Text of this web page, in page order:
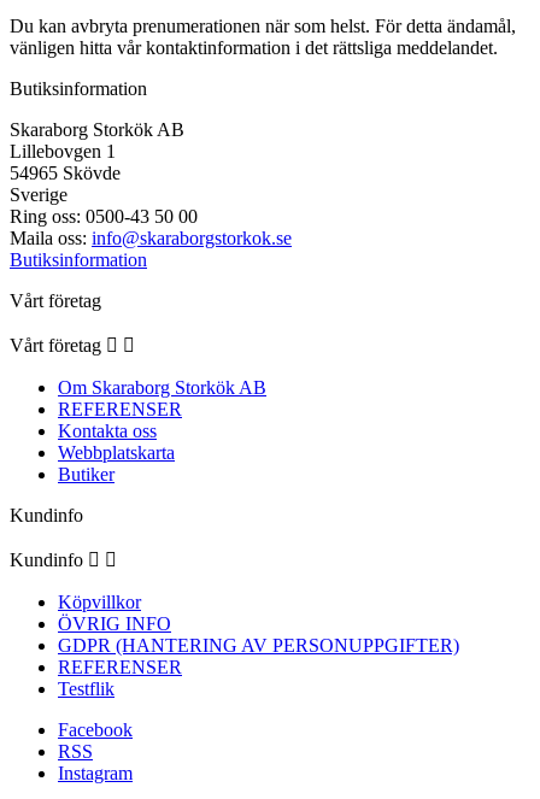
Du kan avbryta prenumerationen när som helst. För detta ändamål,
vänligen hitta vår kontaktinformation i det rättsliga meddelandet.
Butiksinformation
Skaraborg Storkök AB
Lillebovgen 1
54965 Skövde
Sverige
Ring oss: 0500-43 50 00
Maila oss: info@skaraborgstorkok.se
Butiksinformation
Vårt företag
Vårt företag  
Om Skaraborg Storkök AB
REFERENSER
Kontakta oss
Webbplatskarta
Butiker
Kundinfo
Kundinfo  
Köpvillkor
ÖVRIG INFO
GDPR (HANTERING AV PERSONUPPGIFTER)
REFERENSER
Testflik
Facebook
RSS
Instagram